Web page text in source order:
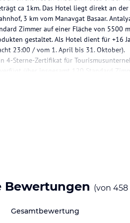
ca 1km. Das Hotel liegt direkt an
3 km vom Manavgat Basaar.
Zimmer auf einer Fläche von 5500
gestaltet. Als Hotel dient für +16
23:00 / vom 1. April bis 31. Oktober).
4-Sterne-Zertifikat für
über insgesamt 120 Standard
Raumknappheit übernachten. In alle
sind von 10:00 Uhr Morgens bis 23:00
Bewertungen (von 458
Gesamtbewertung